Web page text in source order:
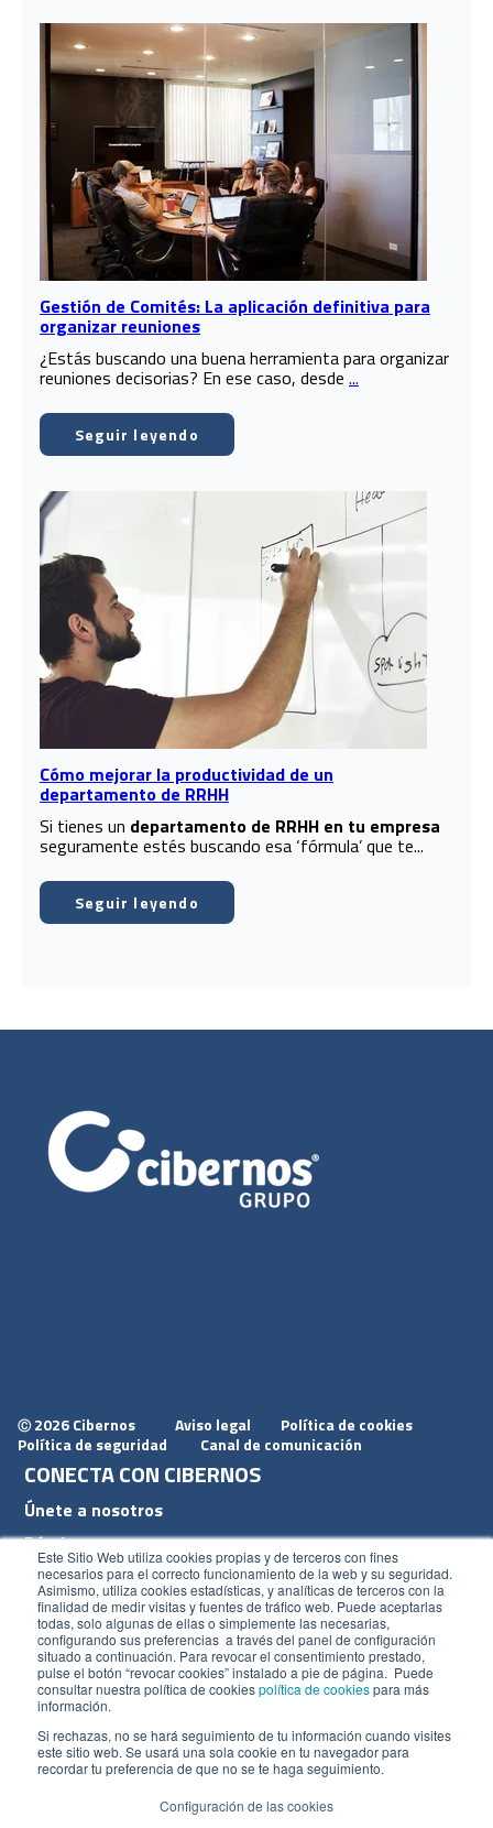
Este Sitio Web utiliza cookies propias y de terceros con fines
necesarios para el correcto funcionamiento de la web y su seguridad.
Asimismo, utiliza cookies estadísticas, y analíticas de terceros con la
finalidad de medir visitas y fuentes de tráfico web. Puede aceptarlas
todas, solo algunas de ellas o simplemente las necesarias,
configurando sus preferencias a través del panel de configuración
situado a continuación. Para revocar el consentimiento prestado,
pulse el botón “revocar cookies” instalado a pie de página. Puede
consultar nuestra política de cookiespolítica de cookiespara más
información.
Si rechazas, no se hará seguimiento de tu información cuando visites
este sitio web. Se usará una sola cookie en tu navegador para
recordar tu preferencia de que no se te haga seguimiento.
Configuración de las cookies
Gestión de Comités: La aplicación definitiva para
organizar reuniones
¿Estás buscando una buena herramienta para organizar
reuniones decisorias? En ese caso, desde ...
Seguir leyendo
Cómo mejorar la productividad de un
departamento de RRHH
Si tienes un departamento de RRHH en tu empresa
seguramente estés buscando esa ‘fórmula’ que te...
Seguir leyendo
Ⓒ 2026 Cibernos Aviso legal
Política de cookies
Política de seguridad
Canal de comunicación
CONECTA CON CIBERNOS
Únete a nosotros
Dónde estamos
Conoce nuestro blog
ACCESOS
Intranet